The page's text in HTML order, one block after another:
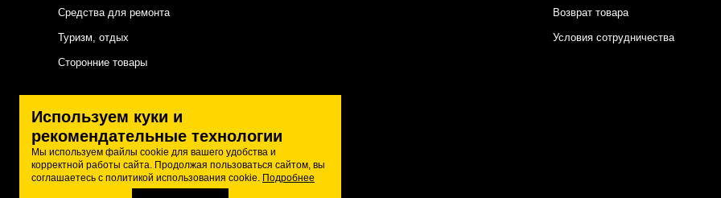
Средства для ремонта
Туризм, отдых
Сторонние товары
Возврат товара
Условия сотрудничества
Используем куки и
рекомендательные технологии
Мы используем файлы cookie для вашего удобства и
корректной работы сайта. Продолжая пользоваться сайтом, вы
соглашаетесь с политикой использования cookie. Подробнее